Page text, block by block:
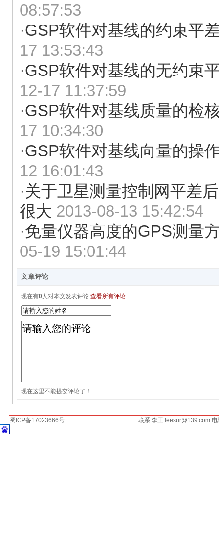
08:57:53
·GSP软件对基线的约束平
17 13:53:43
·GSP软件对基线的无约束
12-17 11:37:59
·GSP软件对基线质量的检
17 10:34:30
·GSP软件对基线向量的操
12 16:01:43
·关于卫星测量控制网平差
很大 2013-08-13 15:42:54
·免量仪器高度的GPS测量
05-19 15:01:44
文章评论
现在有0人对本文发表评论 查看所有评论
现在这里不能提交评论了！
蜀ICP备17023666号 联系:李工 leesur@139.com